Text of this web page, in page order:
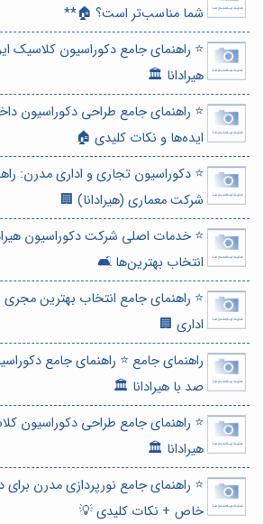
شما مناسب‌تر است؟ 🏠**
⭐️ راهنمای جامع دکوراسیون کلاسیک
هیرادانا 🏛️
⭐️ راهنمای جامع طراحی دکوراسیون
ایده‌ها و نکات کلیدی 🏠
⭐️ دکوراسیون تجاری و اداری مدرن:
شرکت معماری (هیرادانا) 🏢
⭐️ خدمات اصلی شرکت دکوراسیون
انتخاب بهترین‌ها 🛋️
⭐️ راهنمای جامع انتخاب بهترین
اداری 🏢
راهنمای جامع ⭐️ راهنمای جامع
صد با هیرادانا 🏛️
⭐️ راهنمای جامع طراحی دکوراسیون
هیرادانا 🏛️
⭐️ راهنمای جامع نورپردازی مدرن
خاص + نکات کلیدی 💡